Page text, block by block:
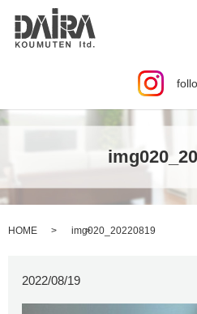
HOME img020_20220819
2022/08/19